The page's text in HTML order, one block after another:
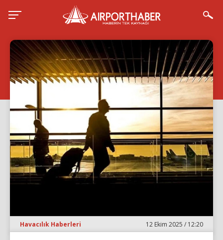
Havacılık Haberleri 12 Ekim 2025 / 12:20